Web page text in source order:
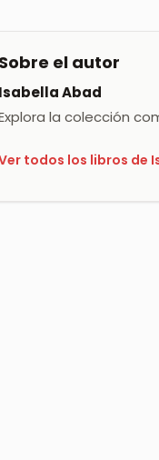
Sobre el autor
Isabella Abad
la colección
todos los libros de